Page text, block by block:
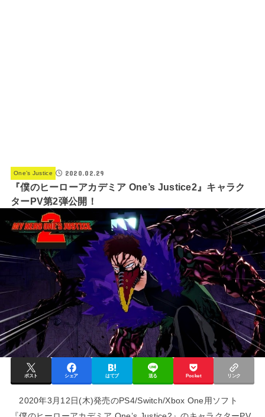
One’s Justice 2020.02.29
『僕のヒーローアカデミア One’s Justice2』キャラク
ターPV第2弾公開！
ポスト シェア はてブ 送る Pocket リンク
2020年3月12日(木)発売のPS4/Switch/Xbox One用ソフト